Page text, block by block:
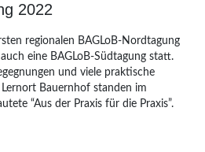
2022
regionalen BAGLoB-Nordtagung
eine BAGLoB-Südtagung statt.
und viele praktische
Bauernhof standen im
“Aus der Praxis für die Praxis”.